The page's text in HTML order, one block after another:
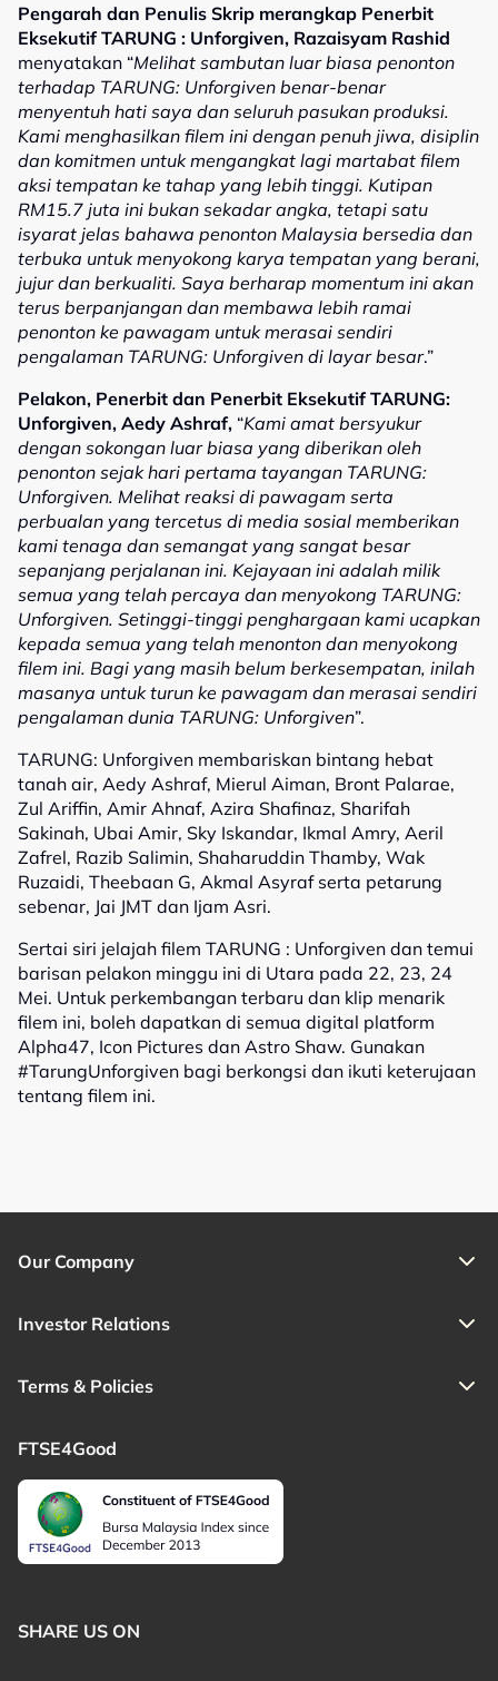
Pengarah dan Penulis Skrip merangkap Penerbit
Eksekutif TARUNG : Unforgiven, Razaisyam Rashid
menyatakan “Melihat sambutan luar biasa penonton
terhadap TARUNG: Unforgiven benar-benar
menyentuh hati saya dan seluruh pasukan produksi.
Kami menghasilkan filem ini dengan penuh jiwa, disiplin
dan komitmen untuk mengangkat lagi martabat filem
aksi tempatan ke tahap yang lebih tinggi. Kutipan
RM15.7 juta ini bukan sekadar angka, tetapi satu
isyarat jelas bahawa penonton Malaysia bersedia dan
terbuka untuk menyokong karya tempatan yang berani,
jujur dan berkualiti. Saya berharap momentum ini akan
terus berpanjangan dan membawa lebih ramai
penonton ke pawagam untuk merasai sendiri
pengalaman TARUNG: Unforgiven di layar besar.”
Pelakon, Penerbit dan Penerbit Eksekutif TARUNG:
Unforgiven, Aedy Ashraf, “Kami amat bersyukur
dengan sokongan luar biasa yang diberikan oleh
penonton sejak hari pertama tayangan TARUNG:
Unforgiven. Melihat reaksi di pawagam serta
perbualan yang tercetus di media sosial memberikan
kami tenaga dan semangat yang sangat besar
sepanjang perjalanan ini. Kejayaan ini adalah milik
semua yang telah percaya dan menyokong TARUNG:
Unforgiven. Setinggi-tinggi penghargaan kami ucapkan
kepada semua yang telah menonton dan menyokong
filem ini. Bagi yang masih belum berkesempatan, inilah
masanya untuk turun ke pawagam dan merasai sendiri
pengalaman dunia TARUNG: Unforgiven”.
TARUNG: Unforgiven membariskan bintang hebat
tanah air, Aedy Ashraf, Mierul Aiman, Bront Palarae,
Zul Ariffin, Amir Ahnaf, Azira Shafinaz, Sharifah
Sakinah, Ubai Amir, Sky Iskandar, Ikmal Amry, Aeril
Zafrel, Razib Salimin, Shaharuddin Thamby, Wak
Ruzaidi, Theebaan G, Akmal Asyraf serta petarung
sebenar, Jai JMT dan Ijam Asri.
Sertai siri jelajah filem TARUNG : Unforgiven dan temui
barisan pelakon minggu ini di Utara pada 22, 23, 24
Mei. Untuk perkembangan terbaru dan klip menarik
filem ini, boleh dapatkan di semua digital platform
Alpha47, Icon Pictures dan Astro Shaw. Gunakan
#TarungUnforgiven bagi berkongsi dan ikuti keterujaan
tentang filem ini.
Our Company
Investor Relations
Terms & Policies
FTSE4Good
SHARE US ON